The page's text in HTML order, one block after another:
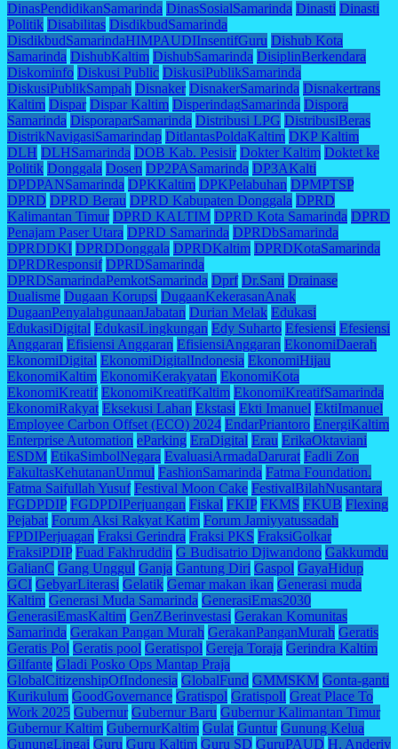
DinasPendidikanSamarinda DinasSosialSamarinda Dinasti Dinasti
Politik Disabilitas DisdikbudSamarinda
DisdikbudSamarindaHIMPAUDIInsentifGuru Dishub Kota
Samarinda DishubKaltim DishubSamarinda DisiplinBerkendara
Diskominfo Diskusi Public DiskusiPublikSamarinda
DiskusiPublikSampah Disnaker DisnakerSamarinda Disnakertrans
Kaltim Dispar Dispar Kaltim DisperindagSamarinda Dispora
Samarinda DisporaparSamarinda Distribusi LPG DistribusiBeras
DistrikNavigasiSamarindap DitlantasPoldaKaltim DKP Kaltim
DLH DLHSamarinda DOB Kab. Pesisir Dokter Kaltim Doktet ke
Politik Donggala Dosen DP2PASamarinda DP3AKalti
DPDPANSamarinda DPKKaltim DPKPelabuhan DPMPTSP
DPRD DPRD Berau DPRD Kabupaten Donggala DPRD
Kalimantan Timur DPRD KALTIM DPRD Kota Samarinda DPRD
Penajam Paser Utara DPRD Samarinda DPRDbSamarinda
DPRDDKI DPRDDonggala DPRDKaltim DPRDKotaSamarinda
DPRDResponsif DPRDSamarinda
DPRDSamarindaPemkotSamarinda Dprf Dr.Sani Drainase
Dualisme Dugaan Korupsi DugaanKekerasanAnak
DugaanPenyalahgunaanJabatan Durian Melak Edukasi
EdukasiDigital EdukasiLingkungan Edy Suharto Efesiensi Efesiensi
Anggaran Efisiensi Anggaran EfisiensiAnggaran EkonomiDaerah
EkonomiDigital EkonomiDigitalIndonesia EkonomiHijau
EkonomiKaltim EkonomiKerakyatan EkonomiKota
EkonomiKreatif EkonomiKreatifKaltim EkonomiKreatifSamarinda
EkonomiRakyat Eksekusi Lahan Ekstasi Ekti Imanuel EktiImanuel
Employee Carbon Offset (ECO) 2024 EndarPriantoro EnergiKaltim
Enterprise Automation eParking EraDigital Erau ErikaOktaviani
ESDM EtikaSimbolNegara EvaluasiArmadaDarurat Fadli Zon
FakultasKehutananUnmul FashionSamarinda Fatma Foundation.
Fatma Saifullah Yusuf Festival Moon Cake FestivalBilahNusantara
FGDPDIP FGDPDIPerjuangan Fiskal FKIP FKMS FKUB Flexing
Pejabat Forum Aksi Rakyat Katim Forum Jamiyyatussadah
FPDIPerjuagan Fraksi Gerindra Fraksi PKS FraksiGolkar
FraksiPDIP Fuad Fakhruddin G Budisatrio Djiwandono Gakkumdu
GalianC Gang Unggul Ganja Gantung Diri Gaspol GayaHidup
GCI GebyarLiterasi Gelatik Gemar makan ikan Generasi muda
Kaltim Generasi Muda Samarinda GenerasiEmas2030
GenerasiEmasKaltim GenZBerinvestasi Gerakan Komunitas
Samarinda Gerakan Pangan Murah GerakanPanganMurah Geratis
Geratis Pol Geratis pool Geratispol Gereja Toraja Gerindra Kaltim
Gilfante Gladi Posko Ops Mantap Praja
GlobalCitizenshipOfIndonesia GlobalFund GMMSKM Gonta-ganti
Kurikulum GoodGovernance Gratispol Gratispoll Great Place To
Work 2025 Gubernur Gubernur Baru Gubernur Kalimantan Timur
Gubernur Kaltim GubernurKaltim Gulat Guntur Gunung Kelua
GunungLingai Guru Guru Kaltim Guru SD GuruPAUD H. Anderiy